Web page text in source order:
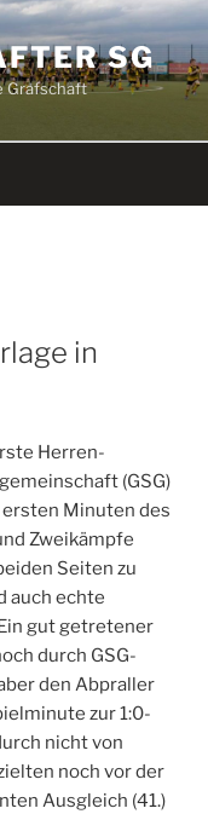
SG
Grafschaft
in
Herren-
(GSG)
Minuten des
Zweikämpfe
Seiten zu
auch echte
gut getretener
durch GSG-
den Abpraller
zur 1:0-
nicht von
noch vor der
Ausgleich (41.)